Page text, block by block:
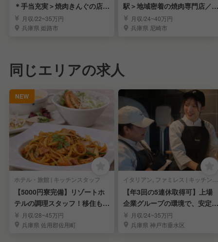
＊手当充実＞焼肉きんぐの店長
候補を募集中！
月収/22~35万円
兵庫県 姫路市
駅＞地域密着の焼肉専門店／デ
ィナー営業のみ
月収/24~40万円
兵庫県 尼崎市
同じエリアの求人
NEW
ホテル・旅館 | キッチンスタッフ
【5000円寮完備】リゾートホ
テルの調理スタッフ！移住も大
歓迎！
月収/28~45万円
兵庫県 佐用郡佐用町
イタリアン, ファミレス | キッチンスタッフ
【年3回の5連休取得可】上場
企業グループの環境で、安定し
たキャリアアップ！
月収/24~35万円
兵庫県 神戸市垂水区